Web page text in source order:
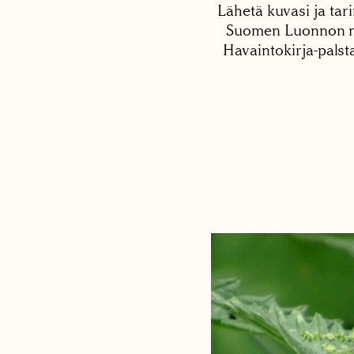
Lähetä kuvasi ja
Suomen Luonnon
Havaintokirja-